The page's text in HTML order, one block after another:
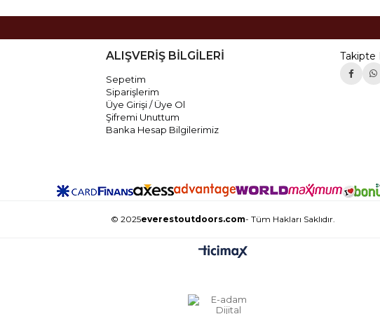
ALIŞVERİŞ BİLGİLERİ
Sepetim
Siparişlerim
Üye Girişi / Üye Ol
Şifremi Unuttum
Banka Hesap Bilgilerimiz
Takipte
© 2025everestoutdoors.com- Tüm Hakları Saklıdır.